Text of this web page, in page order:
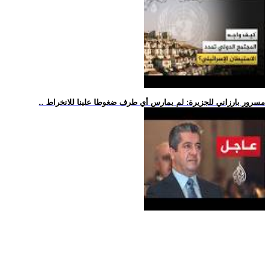
.. مسرور بارزاني للجزيرة: لم يمارس أي طرف ضغوطا علينا للانخراط